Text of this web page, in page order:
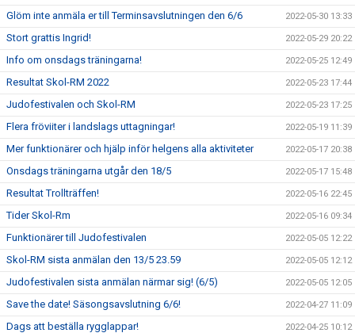
Glöm inte anmäla er till Terminsavslutningen den 6/6 2022-05-30 13:33
Stort grattis Ingrid! 2022-05-29 20:22
Info om onsdags träningarna! 2022-05-25 12:49
Resultat Skol-RM 2022 2022-05-23 17:44
Judofestivalen och Skol-RM 2022-05-23 17:25
Flera fröviiter i landslags uttagningar! 2022-05-19 11:39
Mer funktionärer och hjälp inför helgens alla aktiviteter 2022-05-17 20:38
Onsdags träningarna utgår den 18/5 2022-05-17 15:48
Resultat Trollträffen! 2022-05-16 22:45
Tider Skol-Rm 2022-05-16 09:34
Funktionärer till Judofestivalen 2022-05-05 12:22
Skol-RM sista anmälan den 13/5 23.59 2022-05-05 12:12
Judofestivalen sista anmälan närmar sig! (6/5) 2022-05-05 12:05
Save the date! Säsongsavslutning 6/6! 2022-04-27 11:09
Dags att beställa rygglappar! 2022-04-25 10:12